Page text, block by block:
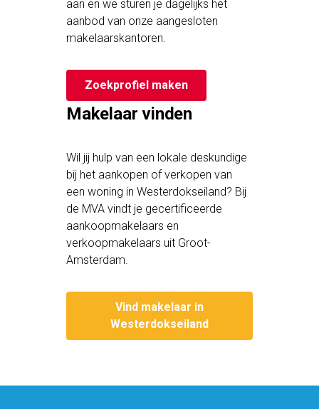
aan en we sturen je dagelijks het
aanbod van onze aangesloten
makelaarskantoren.
Zoekprofiel maken
Makelaar vinden
Wil jij hulp van een lokale deskundige
bij het aankopen of verkopen van
een woning in Westerdokseiland? Bij
de MVA vindt je gecertificeerde
aankoopmakelaars en
verkoopmakelaars uit Groot-
Amsterdam.
Vind makelaar in
Westerdokseiland